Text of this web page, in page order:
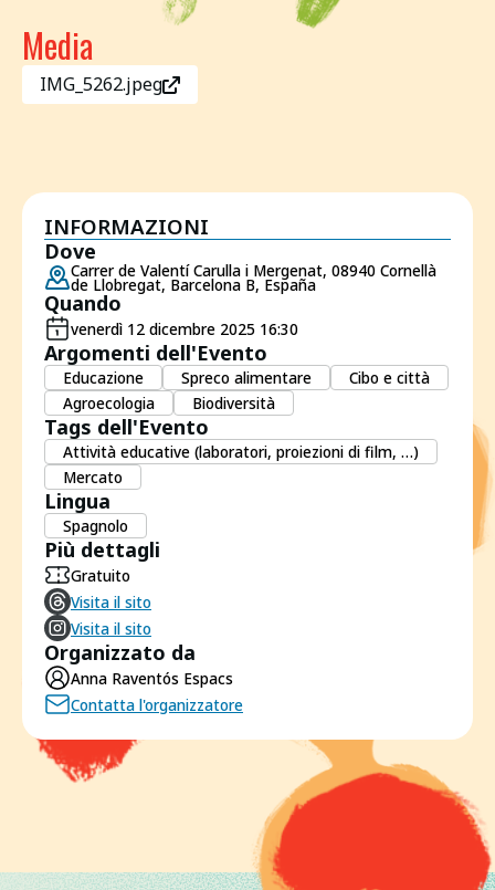
Media
IMG_5262.jpeg
INFORMAZIONI
Dove
Carrer de Valentí Carulla i Mergenat, 08940 Cornellà
de Llobregat, Barcelona B, España
Quando
venerdì 12 dicembre 2025 16:30
Argomenti dell'Evento
Educazione Spreco alimentare
Cibo e città
Agroecologia
Biodiversità
Tags dell'Evento
Attività educative (laboratori, proiezioni di film, …)
Mercato
Lingua
Spagnolo
Più dettagli
Gratuito
Visita il sito
Visita il sito
Organizzato da
Anna Raventós Espacs
Contatta l'organizzatore